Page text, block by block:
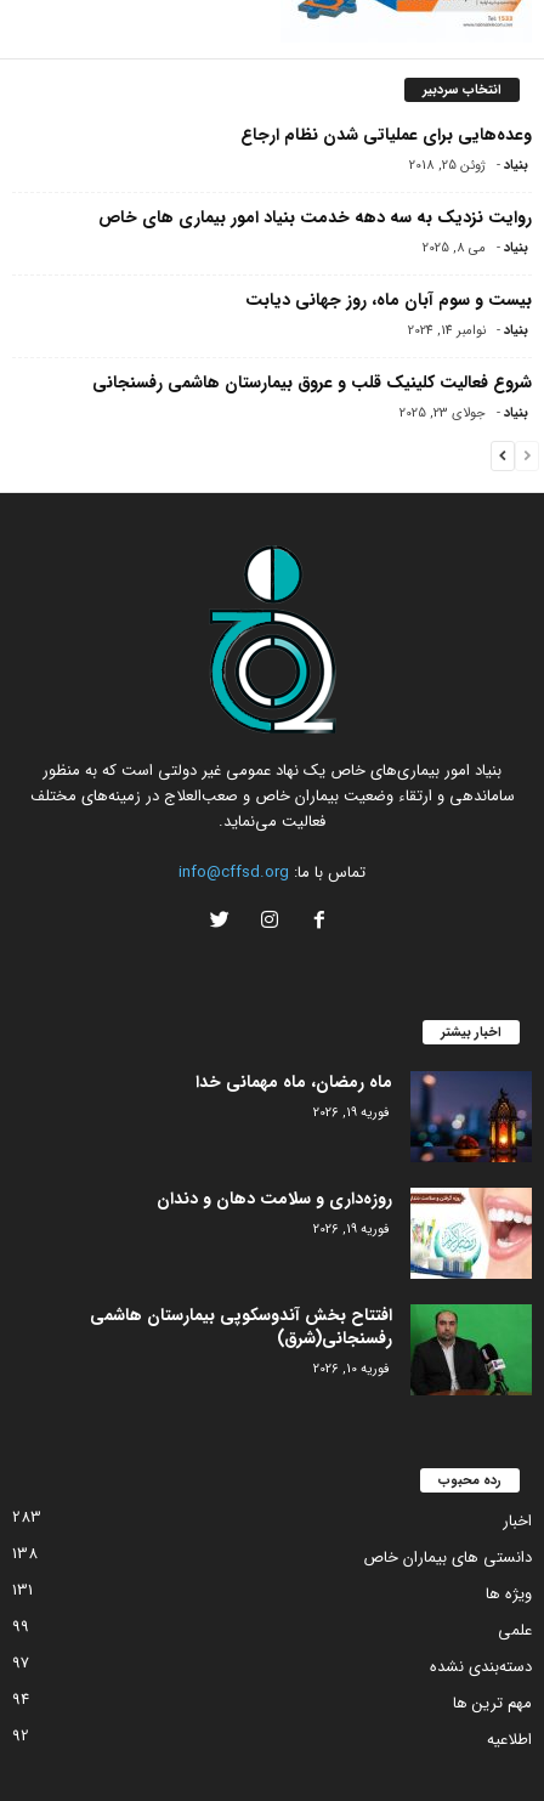
انتخاب سردبیر
وعده‌هایی برای عملیاتی شدن نظام ارجاع
بنیاد- ژوئن 25, 2018
روایت نزدیک به سه دهه خدمت بنیاد امور بیماری های خاص
بنیاد- می 8, 2025
بیست و سوم آبان ماه، روز جهانی دیابت
بنیاد- نوامبر 14, 2024
شروع فعالیت کلینیک قلب و عروق بیمارستان هاشمی رفسنجانی
بنیاد- جولای 23, 2025
بنیاد امور بیماری‌های خاص یک نهاد عمومی غیر دولتی است که به منظور
ساماندهی و ارتقاء وضعیت بیماران خاص و صعب‌العلاج در زمینه‌های مختلف
فعالیت می‌نماید.
تماس با ما: info@cffsd.org
اخبار بیشتر
ماه رمضان، ماه مهمانی خدا
فوریه 19, 2026
روزه‌داری و سلامت دهان و دندان
فوریه 19, 2026
افتتاح بخش آندوسکوپی بیمارستان هاشمی
رفسنجانی(شرق)
فوریه 10, 2026
رده محبوب
اخبار
283
دانستی های بیماران خاص
138
ویژه ها
131
علمی
99
دسته‌بندی نشده
97
مهم ترین ها
94
اطلاعیه
92